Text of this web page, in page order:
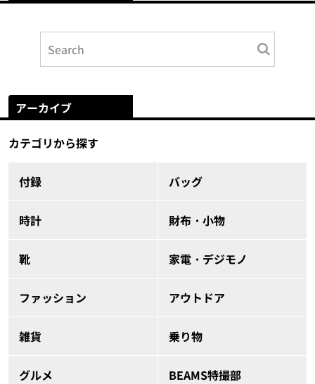
アーカイブ
カテゴリから探す
付録 バッグ
時計 財布・小物
靴 家電・デジモノ
ファッション アウトドア
雑貨 乗り物
グルメ BEAMS特撮部